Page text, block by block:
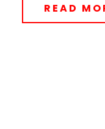
READ